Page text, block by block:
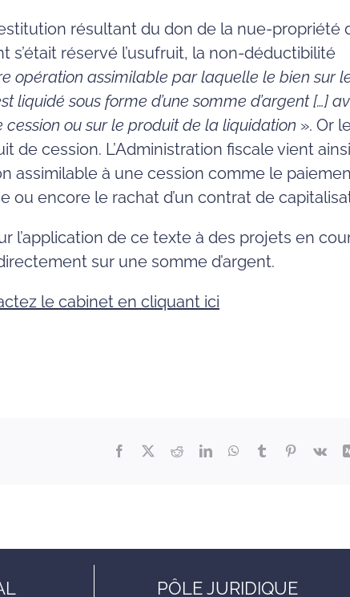
résultant du don de la nue-propriété
s’était réservé l’usufruit, la non-déductibilité
opération assimilable par laquelle le bien sur
liquidé sous forme d’une somme d’argent […]
cession ou sur le produit de la liquidation ». Or
de cession. L’Administration fiscale vient
assimilable à une cession comme le
ou encore le rachat d’un contrat de
l’application de ce texte à des projets en
sur une somme d’argent.
le cabinet en cliquant ici
PÔLE JURIDIQUE